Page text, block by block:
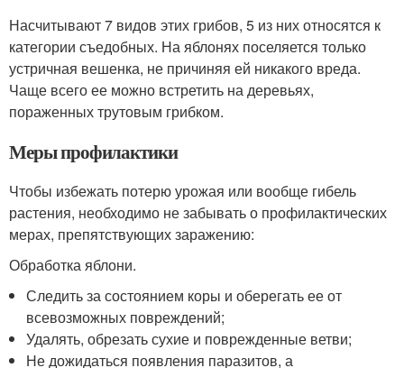
Насчитывают 7 видов этих грибов, 5 из них относятся к
категории съедобных. На яблонях поселяется только
устричная вешенка, не причиняя ей никакого вреда.
Чаще всего ее можно встретить на деревьях,
пораженных трутовым грибком.
Меры профилактики
Чтобы избежать потерю урожая или вообще гибель
растения, необходимо не забывать о профилактических
мерах, препятствующих заражению:
Обработка яблони.
Следить за состоянием коры и оберегать ее от
всевозможных повреждений;
Удалять, обрезать сухие и поврежденные ветви;
Не дожидаться появления паразитов, а